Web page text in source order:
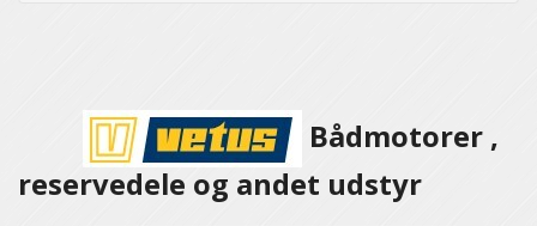
Bådmotorer ,
reservedele og andet udstyr